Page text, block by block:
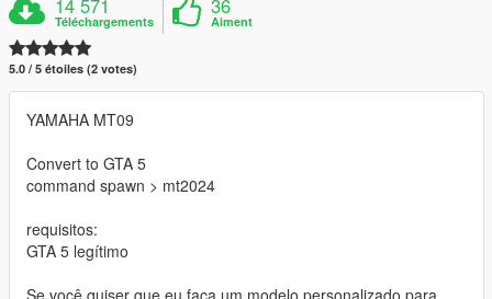
14 571
Téléchargements
36
Aiment
5.0 / 5 étoiles (2 votes)
YAMAHA MT09
Convert to GTA 5
command spawn > mt2024
requisitos:
GTA 5 legítimo
Se você quiser que eu faça um modelo personalizado para